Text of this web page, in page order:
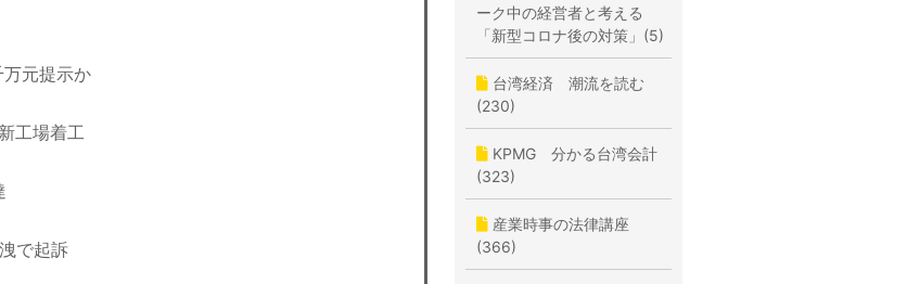
元提示か
工場着工
で起訴
ーク中の経営者と考える
「新型コロナ後の対策」(5)
台湾経済 潮流を読む
(230)
KPMG 分かる台湾会計
(323)
産業時事の法律講座
(366)